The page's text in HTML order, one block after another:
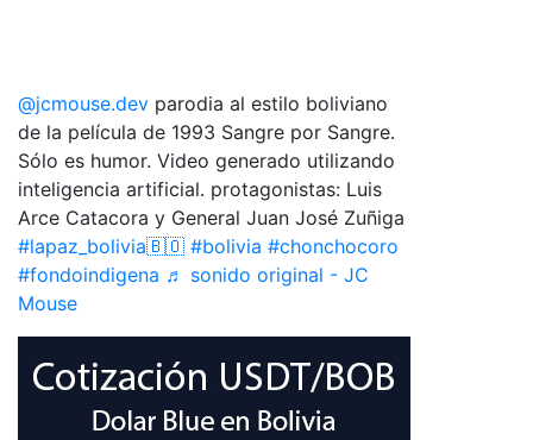
@jcmouse.dev parodia al estilo boliviano
de la película de 1993 Sangre por Sangre.
Sólo es humor. Video generado utilizando
inteligencia artificial. protagonistas: Luis
Arce Catacora y General Juan José Zuñiga
#lapaz_bolivia🇧🇴 #bolivia #chonchocoro
#fondoindigena ♬ sonido original - JC
Mouse